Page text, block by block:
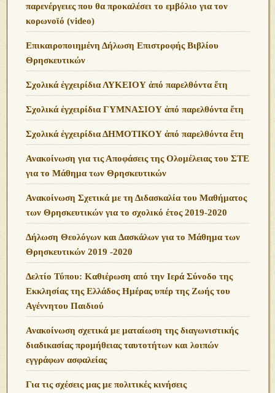
παρενέργειες που θα προκαλέσει το εμβόλιο για τον
κορωνοϊό (video)
Επικαιροποιημένη Δήλωση Επιστροφής Βιβλίου
Θρησκευτικών
Σχολικά ἐγχειρίδια ΛΥΚΕΙΟΥ ἀπό παρελθόντα ἔτη
Σχολικά ἐγχειρίδια ΓΥΜΝΑΣΙΟΥ ἀπό παρελθόντα ἔτη
Σχολικά ἐγχειρίδια ΔΗΜΟΤΙΚΟΥ ἀπό παρελθόντα ἔτη
Ανακοίνωση για τις Αποφάσεις της Ολομέλειας του ΣΤΕ
για το Μάθημα των Θρησκευτικών
Ανακοίνωση Σχετικά με τη Διδασκαλία του Μαθήματος
των Θρησκευτικών για το σχολικό έτος 2019-2020
Δήλωση Θεολόγων και Δασκάλων για το Μάθημα των
Θρησκευτικών 2019 -2020
Δελτίο Τύπου: Καθιέρωση από την Ιερά Σύνοδο της
Εκκλησίας της Ελλάδος Ημέρας υπέρ της Ζωής του
Αγέννητου Παιδιού
Ανακοίνωση σχετικά με ματαίωση της διαγωνιστικής
διαδικασίας προμήθειας ταυτοτήτων και λοιπών
εγγράφων ασφαλείας
Για τις σχέσεις μας με πολιτικές κινήσεις